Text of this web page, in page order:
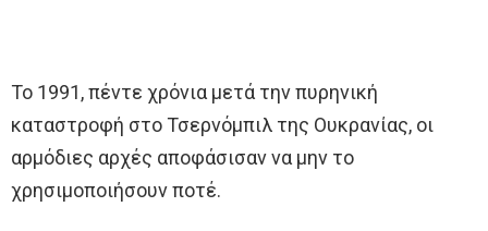
Το 1991, πέντε χρόνια μετά την πυρηνική
καταστροφή στο Τσερνόμπιλ της Ουκρανίας, οι
αρμόδιες αρχές αποφάσισαν να μην το
χρησιμοποιήσουν ποτέ.